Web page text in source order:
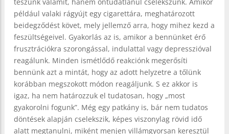
például valaki rágyújt egy cigarettára, meghatározott
beidegződést követ, mely jellemző arra, hogy mihez kezd a
feszültségeivel. Gyakorlás az is, amikor a bennünket érő
frusztrációkra szorongással, indulattal vagy depresszióval
reagálunk. Minden ismétlődő reakciónk megerősíti
bennünk azt a mintát, hogy az adott helyzetre a tőlünk
korábban megszokott módon reagáljunk. S ez akkor is
igaz, ha nem határozzuk el tudatosan, hogy „most
gyakorolni fogunk”. Még egy patkány is, bár nem tudatos
döntések alapján cselekszik, képes viszonylag rövid idő
alatt megtanulni, miként menjen villámgyorsan keresztül